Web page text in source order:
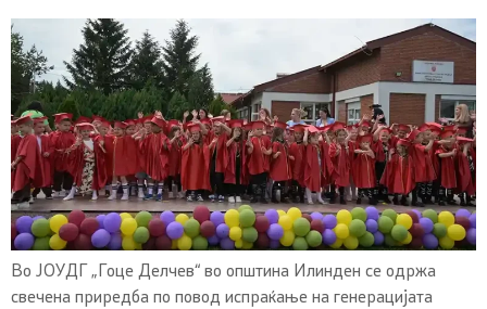
Во ЈОУДГ „Гоце Делчев“ во општина Илинден се одржа
свечена приредба по повод испраќање на генерацијата